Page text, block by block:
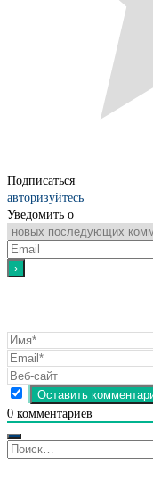
Подписаться
авторизуйтесь
Уведомить о
0 комментариев
Найти: